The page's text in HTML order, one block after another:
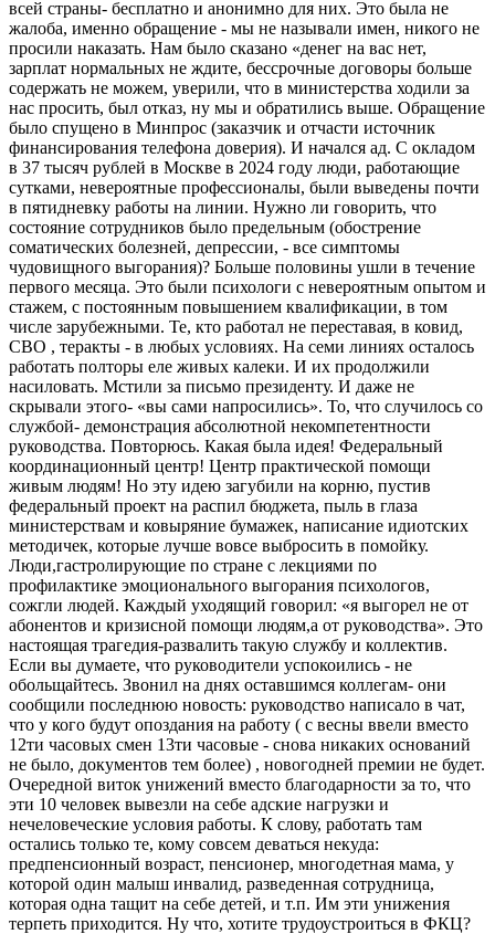
всей страны- бесплатно и анонимно для них. Это была не
жалоба, именно обращение - мы не называли имен, никого не
просили наказать. Нам было сказано «денег на вас нет,
зарплат нормальных не ждите, бессрочные договоры больше
содержать не можем, уверили, что в министерства ходили за
нас просить, был отказ, ну мы и обратились выше. Обращение
было спущено в Минпрос (заказчик и отчасти источник
финансирования телефона доверия). И начался ад. С окладом
в 37 тысяч рублей в Москве в 2024 году люди, работающие
сутками, невероятные профессионалы, были выведены почти
в пятидневку работы на линии. Нужно ли говорить, что
состояние сотрудников было предельным (обострение
соматических болезней, депрессии, - все симптомы
чудовищного выгорания)? Больше половины ушли в течение
первого месяца. Это были психологи с невероятным опытом и
стажем, с постоянным повышением квалификации, в том
числе зарубежными. Те, кто работал не переставая, в ковид,
СВО , теракты - в любых условиях. На семи линиях осталось
работать полторы еле живых калеки. И их продолжили
насиловать. Мстили за письмо президенту. И даже не
скрывали этого- «вы сами напросились». То, что случилось со
службой- демонстрация абсолютной некомпетентности
руководства. Повторюсь. Какая была идея! Федеральный
координационный центр! Центр практической помощи
живым людям! Но эту идею загубили на корню, пустив
федеральный проект на распил бюджета, пыль в глаза
министерствам и ковыряние бумажек, написание идиотских
методичек, которые лучше вовсе выбросить в помойку.
Люди,гастролирующие по стране с лекциями по
профилактике эмоционального выгорания психологов,
сожгли людей. Каждый уходящий говорил: «я выгорел не от
абонентов и кризисной помощи людям,а от руководства». Это
настоящая трагедия-развалить такую службу и коллектив.
Если вы думаете, что руководители успокоились - не
обольщайтесь. Звонил на днях оставшимся коллегам- они
сообщили последнюю новость: руководство написало в чат,
что у кого будут опоздания на работу ( с весны ввели вместо
12ти часовых смен 13ти часовые - снова никаких оснований
не было, документов тем более) , новогодней премии не будет.
Очередной виток унижений вместо благодарности за то, что
эти 10 человек вывезли на себе адские нагрузки и
нечеловеческие условия работы. К слову, работать там
остались только те, кому совсем деваться некуда:
предпенсионный возраст, пенсионер, многодетная мама, у
которой один малыш инвалид, разведенная сотрудница,
которая одна тащит на себе детей, и т.п. Им эти унижения
терпеть приходится. Ну что, хотите трудоустроиться в ФКЦ?